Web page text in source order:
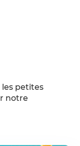
petites
notre